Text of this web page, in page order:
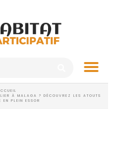
À MALAGA ? DÉCOUVREZ LES ATOUTS
EN PLEIN ESSOR